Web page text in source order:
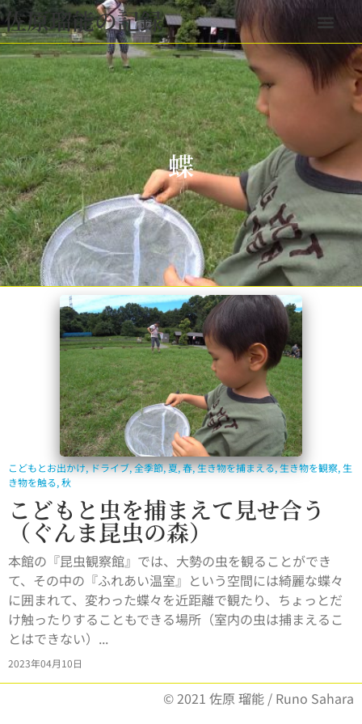
佐原瑠能の記録
蝶
こどもとお出かけ,ドライブ,全季節,夏,春,生き物を捕まえる,生き物を観察,生
き物を触る,秋
こどもと虫を捕まえて見せ合う
（ぐんま昆虫の森）
本館の『昆虫観察館』では、大勢の虫を観ることができ
て、その中の『ふれあい温室』という空間には綺麗な蝶々
に囲まれて、変わった蝶々を近距離で観たり、ちょっとだ
け触ったりすることもできる場所（室内の虫は捕まえるこ
とはできない）...
2023年04月10日
© 2021 佐原 瑠能 / Runo Sahara